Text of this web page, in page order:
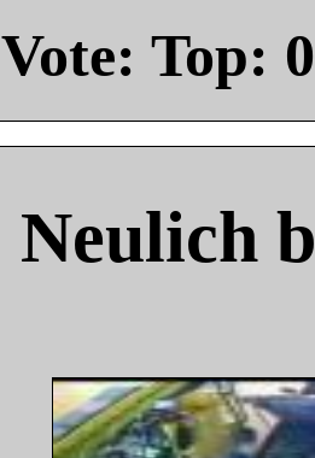
Vote: Top: 0
Neulich